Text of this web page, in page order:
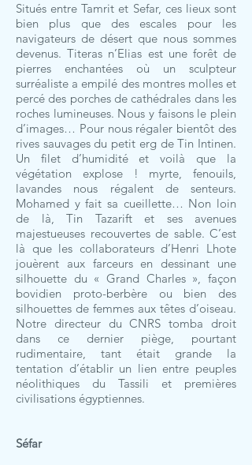
Situés entre Tamrit et Sefar, ces lieux sont
bien plus que des escales pour les
navigateurs de désert que nous sommes
devenus. Titeras n’Elias est une forêt de
pierres enchantées où un sculpteur
surréaliste a empilé des montres molles et
percé des porches de cathédrales dans les
roches lumineuses. Nous y faisons le plein
d’images… Pour nous régaler bientôt des
rives sauvages du petit erg de Tin Intinen.
Un filet d’humidité et voilà que la
végétation explose ! myrte, fenouils,
lavandes nous régalent de senteurs.
Mohamed y fait sa cueillette… Non loin
de là, Tin Tazarift et ses avenues
majestueuses recouvertes de sable. C’est
là que les collaborateurs d’Henri Lhote
jouèrent aux farceurs en dessinant une
silhouette du « Grand Charles », façon
bovidien proto-berbère ou bien des
silhouettes de femmes aux têtes d’oiseau.
Notre directeur du CNRS tomba droit
dans ce dernier piège, pourtant
rudimentaire, tant était grande la
tentation d’établir un lien entre peuples
néolithiques du Tassili et premières
civilisations égyptiennes.
Séfar